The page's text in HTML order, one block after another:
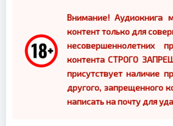
Внимание! Аудиокнига
контент только для
несовершеннолетних
контента СТРОГО
присутствует наличие
другого, запрещенного
написать на почту для